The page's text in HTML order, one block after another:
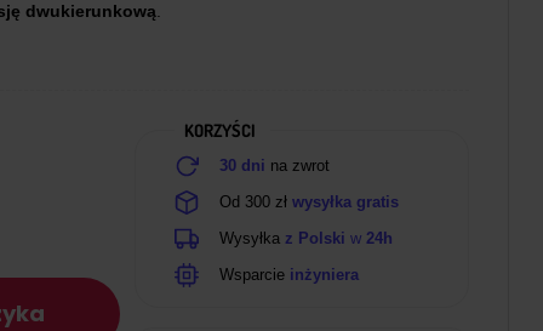
dwukierunkową.
KORZYŚCI
30 dni na zwrot
Od 300 złwysyłka gratis
Wysyłka z Polskiw24h
Wsparcie inżyniera